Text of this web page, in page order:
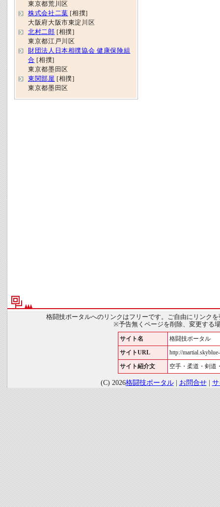
東京都荒川区
株式会社二葉 [相撲]
大阪府大阪市東淀川区
北村二郎 [相撲]
東京都江戸川区
財団法人日本相撲協会 健康保険組
合 [相撲]
東京都墨田区
東関部屋 [相撲]
東京都墨田区
格闘技ポータルへのリンクはフリーです。ご自由にリンク
※予告無くページを削除、変更する
サイト名 格闘技ポータル
サイトURL http://
サイト紹介文 空手・柔道・剣道
(C) 2026格闘技ポータル| お問合せ|